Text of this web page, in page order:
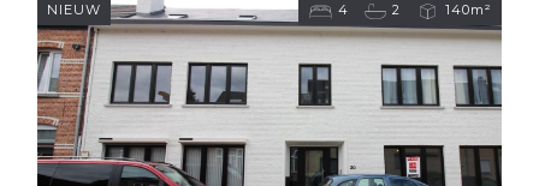
4 2 140m²
NIEUW